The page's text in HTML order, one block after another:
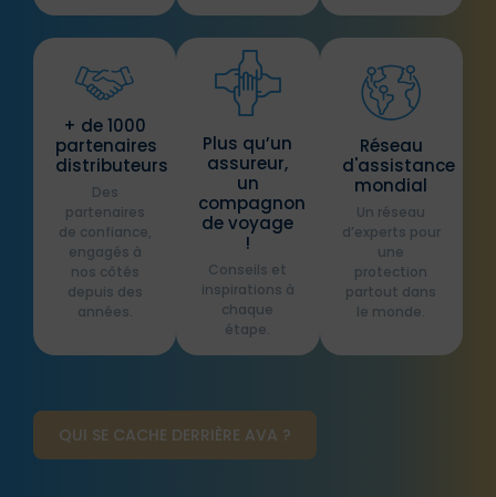
+ de 1000
partenaires
distributeurs​
Des
partenaires
de confiance,
engagés à
nos côtés
depuis des
années.
Plus qu’un
assureur,
un
compagnon
de voyage
!​
Conseils et
inspirations à
chaque
étape.​
Réseau
d'assistance
mondial
Un réseau
d’experts pour
une
protection
partout dans
le monde.
QUI SE CACHE DERRIÈRE AVA ?